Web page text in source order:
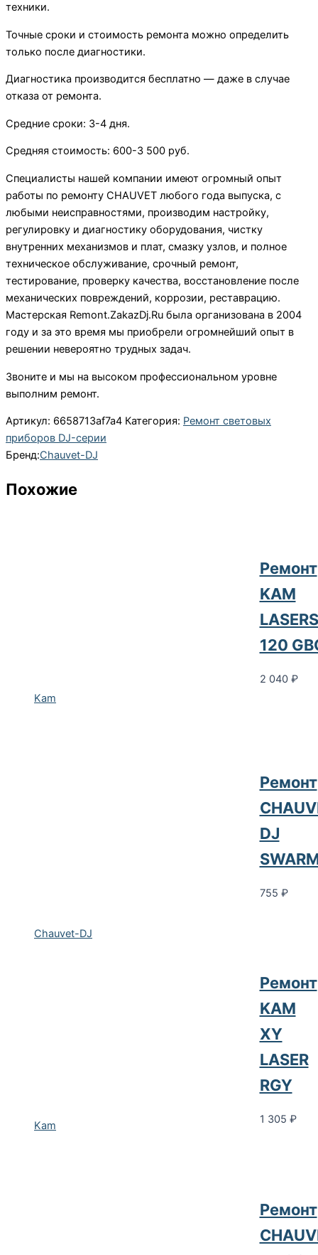
техники.
Точные сроки и стоимость ремонта можно определить
только после диагностики.
Диагностика производится бесплатно — даже в случае
отказа от ремонта.
Средние сроки: 3-4 дня.
Средняя стоимость: 600-3 500 руб.
Специалисты нашей компании имеют огромный опыт
работы по ремонту CHAUVET любого года выпуска, с
любыми неисправностями, производим настройку,
регулировку и диагностику оборудования, чистку
внутренних механизмов и плат, смазку узлов, и полное
техническое обслуживание, срочный ремонт,
тестирование, проверку качества, восстановление после
механических повреждений, коррозии, реставрацию.
Мастерская Remont.ZakazDj.Ru была организована в 2004
году и за это время мы приобрели огромнейший опыт в
решении невероятно трудных задач.
Звоните и мы на высоком профессиональном уровне
выполним ремонт.
Артикул: 6658713af7a4 Категория: Ремонт световых
приборов DJ-серии
Бренд:Chauvet-DJ
Похожие
Kam
Ремонт
KAM
120
2 040 ₽
Chauvet-DJ
Ремонт
DJ
755 ₽
Kam
Ремонт
KAM
XY
LASER
RGY
1 305 ₽
Ремонт